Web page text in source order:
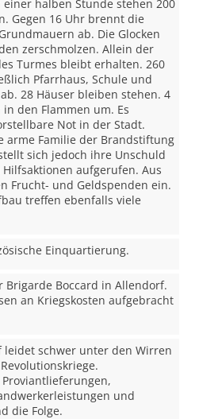
halben Stunde stehen 200
Gegen 16 Uhr brennt die
ab. Die Glocken
zerschmolzen. Allein der
Turmes bleibt erhalten. 260
Pfarrhaus, Schule und
28 Häuser bleiben stehen. 4
den Flammen um. Es
Not in der Stadt.
arme Familie der Brandstiftung
sich jedoch ihre Unschuld
aufgerufen. Aus
Frucht- und Geldspenden ein.
treffen ebenfalls viele
Einquartierung.
Brigarde Boccard in Allendorf.
an Kriegskosten aufgebracht
leidet schwer unter den Wirren
und
die Folge.